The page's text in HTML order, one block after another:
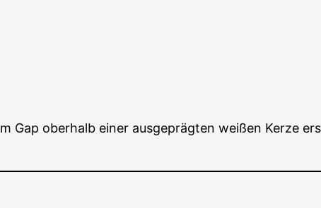
Gap ober­halb einer aus­ge­präg­ten wei­ßen Ker­ze